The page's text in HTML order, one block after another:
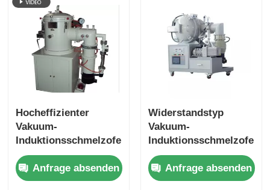
Hocheffizienter
Vakuum-
Induktionsschmelzofen
zum Schmelzen von
Kupfer/Aluminium
Anfrage absenden
Widerstandstyp
Vakuum-
Induktionsschmelzofen
für die Produktion
von Keramik
Anfrage absenden